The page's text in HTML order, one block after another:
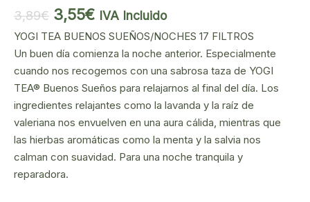
3,89€ El
precio
original
era:
3,89€.
3,55€El
precio
actual
es:
3,55€.
IVA Incluido
YOGI TEA BUENOS SUEÑOS/NOCHES 17 FILTROS
Un buen día comienza la noche anterior. Especialmente
cuando nos recogemos con una sabrosa taza de YOGI
TEA® Buenos Sueños para relajarnos al final del día. Los
ingredientes relajantes como la lavanda y la raíz de
valeriana nos envuelven en una aura cálida, mientras que
las hierbas aromáticas como la menta y la salvia nos
calman con suavidad. Para una noche tranquila y
reparadora.